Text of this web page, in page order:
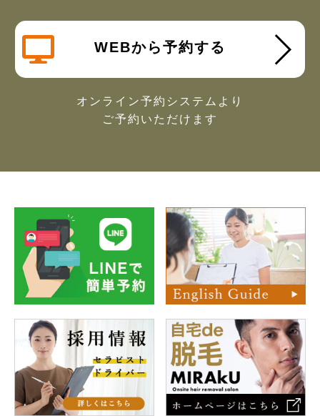
WEBから予約する
オンライン予約システムより
ご予約いただけます